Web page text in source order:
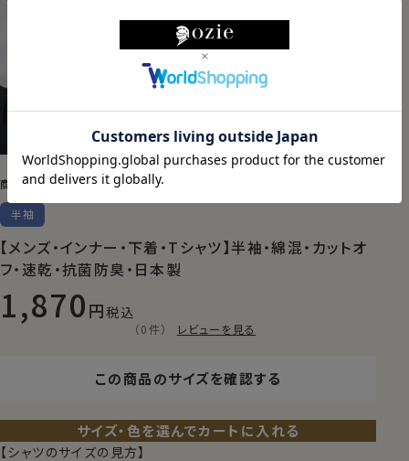
商品番号 YVC015A-
半袖
【メンズ・インナー・下着・Tシャツ】半袖・綿混・カットオ
フ・速乾・抗菌防臭・日本製
1,870 税込
（0件） レビューを見る
この商品のサイズを確認する
サイズ・色を選んでカートに入れる
【シャツのサイズの見方】